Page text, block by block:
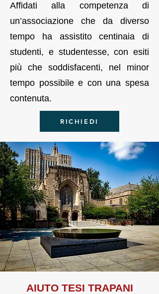
Affidati alla competenza di
un’associazione che da diverso
tempo ha assistito centinaia di
studenti, e studentesse, con esiti
più che soddisfacenti, nel minor
tempo possibile e con una spesa
contenuta.
RICHIEDI
AIUTO TESI TRAPANI